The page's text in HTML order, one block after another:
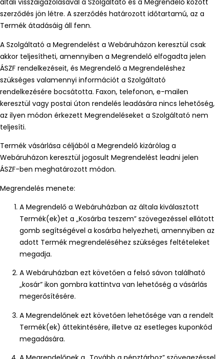
általi visszaigazolásával a Szolgáltató és a Megrendelő között
szerződés jön létre. A szerződés határozott időtartamú, az a
Termék átadásáig áll fenn.
A Szolgáltató a Megrendelést a Webáruházon keresztül csak
akkor teljesítheti, amennyiben a Megrendelő elfogadta jelen
ÁSZF rendelkezéseit, és Megrendelő a Megrendeléshez
szükséges valamennyi információt a Szolgáltató
rendelkezésére bocsátotta. Faxon, telefonon, e-mailen
keresztül vagy postai úton rendelés leadására nincs lehetőség,
az ilyen módon érkezett Megrendeléseket a Szolgáltató nem
teljesíti.
Termék vásárlása céljából a Megrendelő kizárólag a
Webáruházon keresztül jogosult Megrendelést leadni jelen
ÁSZF-ben meghatározott módon.
Megrendelés menete:
A Megrendelő a Webáruházban az általa kiválasztott
Termék(ek)et a „Kosárba teszem” szövegezéssel ellátott
gomb segítségével a kosárba helyezheti, amennyiben az
adott Termék megrendeléséhez szükséges feltételeket
megadja.
A Webáruházban ezt követően a felső sávon található
„kosár” ikon gombra kattintva van lehetőség a vásárlás
megerősítésére.
A Megrendelőnek ezt követően lehetősége van a rendelt
Termék(ek) áttekintésére, illetve az esetleges kuponkód
megadására.